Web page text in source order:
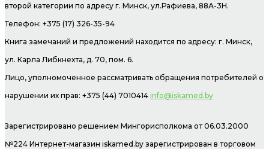
второй категории по адресу г. Минск, ул.Рафиева, 88А-3Н.
Телефон: +375 (17) 326-35-94
Книга замечаний и предложений находится по адресу: г. Минск,
ул. Карла Либкнехта, д. 70, пом. 6.
Лицо, уполномоченное рассматривать обращения потребителей о
нарушении их прав: +375 (44) 7010414 info@iskamed.by
Зарегистрировано решением Мингорисполкома от 06.03.2000
№224 Интернет-магазин iskamed.by зарегистрирован в торговом